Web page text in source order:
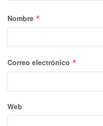
Nombre *
Correo electrónico *
Web